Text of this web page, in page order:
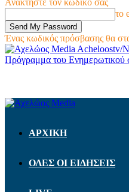
Ανακτήστε τον κωδικό σας
το
Ένας κωδικός πρόσβασης θα
Acheloostv/
Πρόγραμμα του Ενημερωτικού
ΑΡΧΙΚΗ
ΟΛΕΣ ΟΙ ΕΙΔΗΣΕΙΣ